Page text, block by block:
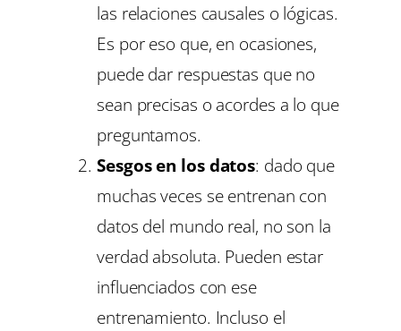
las relaciones causales o lógicas.
Es por eso que, en ocasiones,
puede dar respuestas que no
sean precisas o acordes a lo que
preguntamos.
Sesgos en los datos: dado que
muchas veces se entrenan con
datos del mundo real, no son la
verdad absoluta. Pueden estar
influenciados con ese
entrenamiento. Incluso el